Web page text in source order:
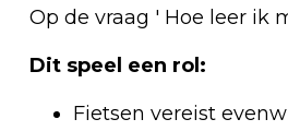
Op de vraag ' Hoe leer ik
Dit speel een rol:
Fietsen vereist